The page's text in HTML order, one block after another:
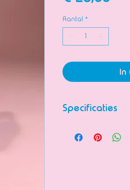
Aantal *
In
Specificaties
kaartjes in te